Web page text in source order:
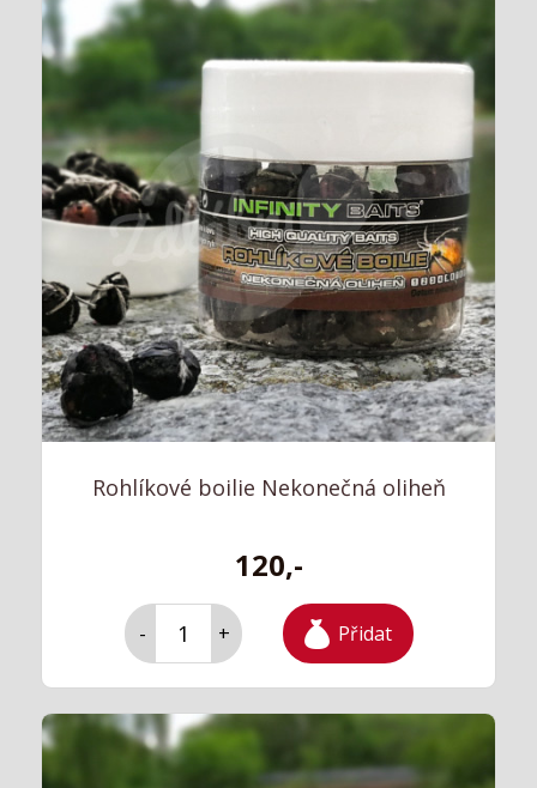
Rohlíkové boilie Nekonečná oliheň
120,-
- + Přidat